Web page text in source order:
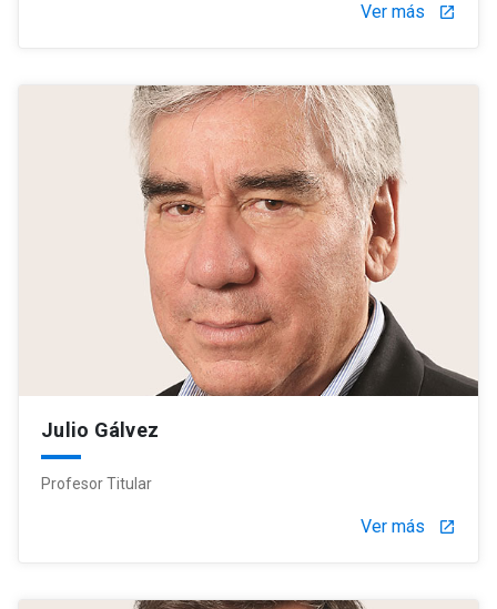
Ver más launch
Julio Gálvez
Profesor Titular
Ver más launch